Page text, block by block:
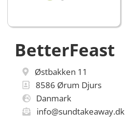
BetterFeast
Østbakken 11
8586 Ørum Djurs
Danmark
info@sundtakeaway.dk